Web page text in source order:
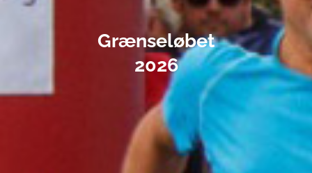
Grænseløbet
2026